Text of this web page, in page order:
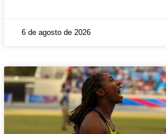
6 de agosto de 2026